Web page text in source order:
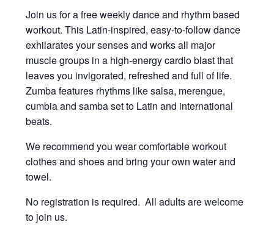
Join us for a free weekly dance and rhythm based
workout. This Latin-inspired, easy-to-follow dance
exhilarates your senses and works all major
muscle groups in a high-energy cardio blast that
leaves you invigorated, refreshed and full of life.
Zumba features rhythms like salsa, merengue,
cumbia and samba set to Latin and international
beats.
We recommend you wear comfortable workout
clothes and shoes and bring your own water and
towel.
No registration is required. All adults are welcome
to join us.